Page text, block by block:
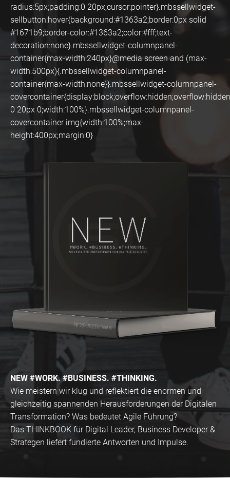
radius:5px;padding:0 20px;cursor:pointer}.mbssellwidget-
sellbutton:hover{background:#1363a2;border:0px solid
#1671b9;border-color:#1363a2;color:#fff;text-
decoration:none}.mbssellwidget-columnpanel-
container{max-width:240px}@media screen and (max-
width:500px){.mbssellwidget-columnpanel-
container{max-width:none}}.mbssellwidget-columnpanel-
0 20px 0;width:100%}.mbssellwidget-columnpanel-
covercontainer img{width:100%;max-
height:400px;margin:0}
NEW #WORK. #BUSINESS. #THINKING.
Wie meistern wir klug und reflektiert die enormen und
gleichzeitig spannenden Herausforderungen der Digitalen
Transformation? Was bedeutet Agile Führung?
Das THINKBOOK für Digital Leader, Business Developer &
Strategen liefert fundierte Antworten und Impulse.